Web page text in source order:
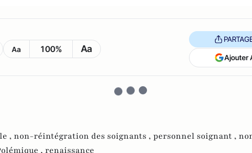
Aa 100% Aa
Ajouter
, non-réintégration des soignants , personnel soignant ,
, renaissance